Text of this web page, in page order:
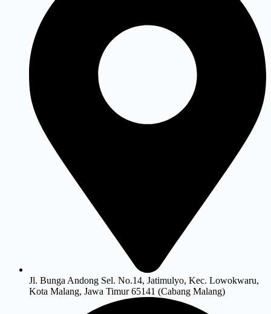
Jl. Bunga Andong Sel. No.14, Jatimulyo, Kec. Lowokwaru,
Kota Malang, Jawa Timur 65141 (Cabang Malang)